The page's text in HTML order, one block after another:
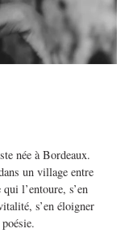
née à Bordeaux.
un village entre
l’entoure, s’en
s’en éloigner